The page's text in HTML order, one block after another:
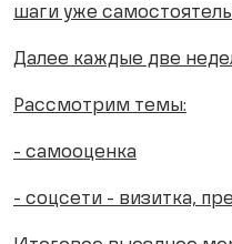
шаги уже
Далее каждые две
Рассмотрим темы:
- самооценка
- соцсети - визитка,